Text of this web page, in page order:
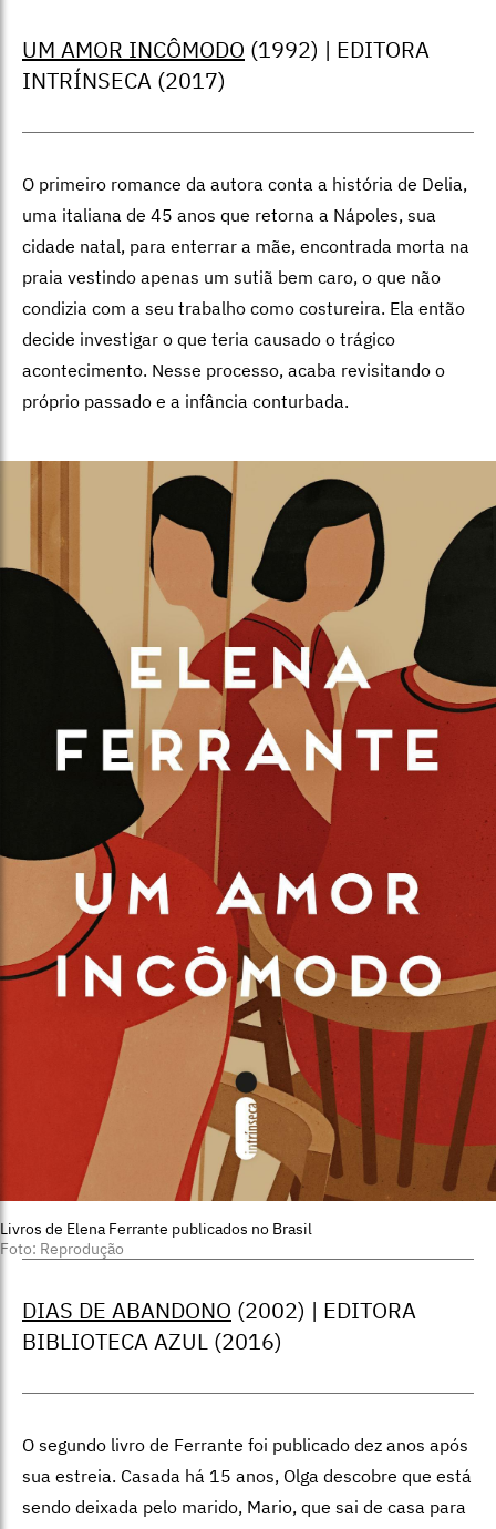
UM AMOR INCÔMODO (1992) | EDITORA
INTRÍNSECA (2017)
O primeiro romance da autora conta a história de Delia,
uma italiana de 45 anos que retorna a Nápoles, sua
cidade natal, para enterrar a mãe, encontrada morta na
praia vestindo apenas um sutiã bem caro, o que não
condizia com a seu trabalho como costureira. Ela então
decide investigar o que teria causado o trágico
acontecimento. Nesse processo, acaba revisitando o
próprio passado e a infância conturbada.
Livros de Elena Ferrante publicados no Brasil
Foto: Reprodução
DIAS DE ABANDONO (2002) | EDITORA
BIBLIOTECA AZUL (2016)
O segundo livro de Ferrante foi publicado dez anos após
sua estreia. Casada há 15 anos, Olga descobre que está
sendo deixada pelo marido, Mario, que sai de casa para